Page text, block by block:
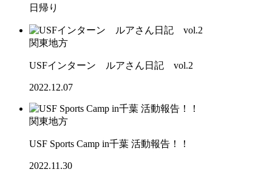
日帰り
関東地方
USFインターン ルアさん日記 vol.2
2022.12.07
関東地方
USF Sports Camp in千葉 活動報告！！
2022.11.30